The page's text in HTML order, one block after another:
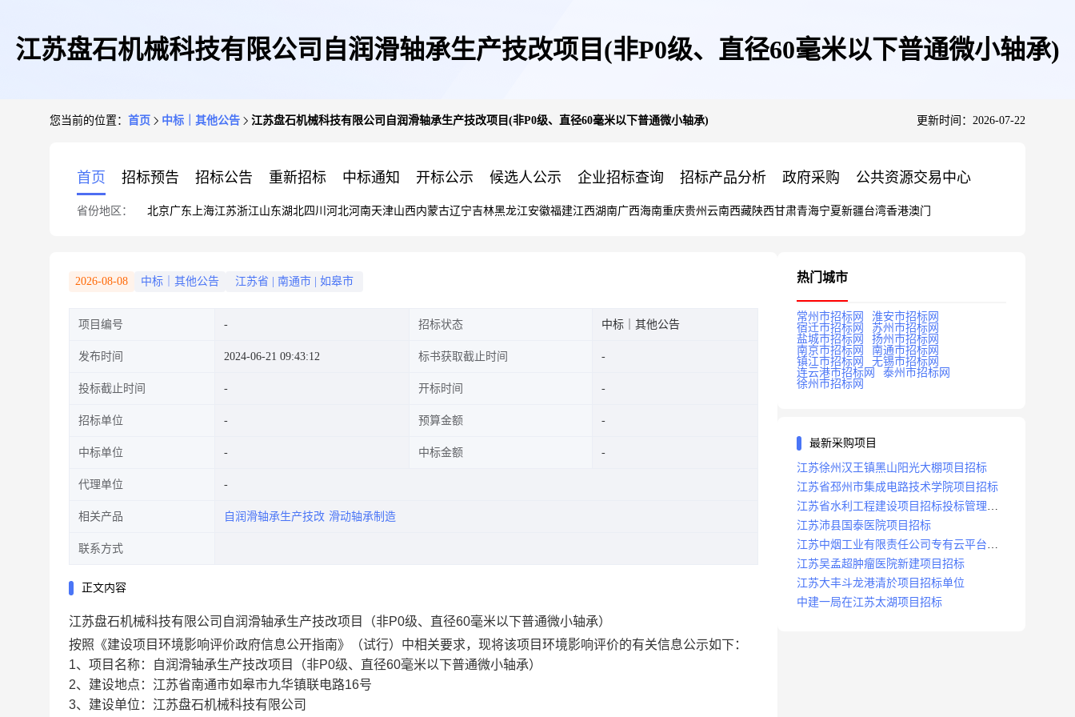
江苏盘石机械科技有限公司自润滑轴承生产技改项目(非P0级、直径60毫米以下普通微小轴承)
您当前的位置： 首页 中标｜其他公告 江苏盘石机械科技有限公司自润滑轴承生产技改项目(非P0级、直径60毫米以下普通微小轴承) 更新时间：2026-07-22
首页 招标预告 招标公告 重新招标 中标通知 开标公示 候选人公示 企业招标查询 招标产品分析 政府采购 公共资源交易中心
省份地区： 北京广东 上海江苏浙江山东湖北四川 河北河南天津山西内蒙古辽宁吉林黑龙江安徽福建江西湖南广西海南重庆贵州 云南西藏陕西甘肃青海宁夏新疆台湾香港澳门
2026-08-08 中标｜其他公告 江苏省 南通市 如皋市
项目编号 招标状态 中标｜其他公告
发布时间 2024-06-21 09:43:12 标书获取截止时间
投标截止时间 开标时间
招标单位 预算金额
中标单位 中标金额
代理单位
相关产品 自润滑轴承生产技改 滑动轴承制造
联系方式
正文内容
江苏盘石机械科技有限公司自润滑轴承生产技改项目（非P0级、直径60毫米以下普通微小轴承）
按照《建设项目环境影响评价政府信息公开指南》（试行）中相关要求，现将该项目环境影响评价的有关信息公示如下：
1、项目名称：自润滑轴承生产技改项目（非P0级、直径60毫米以下普通微小轴承）
2、建设地点：江苏省南通市如皋市九华镇联电路16号
3、建设单位：江苏盘石机械科技有限公司
热门城市
常州市招标网
淮安市招标网
宿迁市招标网
苏州市招标网
盐城市招标网
扬州市招标网
南京市招标网
南通市招标网
镇江市招标网
无锡市招标网
连云港市招标网
泰州市招标网
徐州市招标网
最新采购项目
江苏徐州汉王镇黑山阳光大棚项目招标
江苏省邳州市集成电路技术学院项目招标
江苏省水利工程建设项目招标投标管理办
法
江苏沛县国泰医院项目招标
江苏中烟工业有限责任公司专有云平台扩
容项目招标
江苏吴孟超肿瘤医院新建项目招标
江苏大丰斗龙港清於项目招标单位
中建一局在江苏太湖项目招标